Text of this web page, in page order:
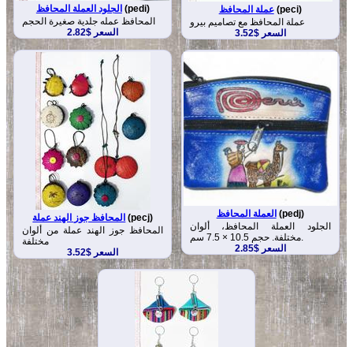
الجلود العملة المحافظ(pedi)
المحافظ عمله جلدية صغيرة الحجم
السعر $2.82
عملة المحافظ(peci)
عملة المحافظ مع تصاميم بيرو
السعر $3.52
المحافظ جوز الهند عملة (pecj)
المحافظ جوز الهند عملة من ألوان
مختلفة
السعر $3.52
العملة المحافظ(pedj)
الجلود العملة المحافظ، ألوان
مختلفة. حجم 10.5 × 7.5 سم.
السعر $2.85